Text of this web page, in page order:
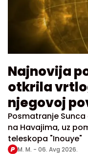
Najnovija
otkrila
njegovoj
Posmatranje
na Havajima, uz
teleskopa "Inouye"
M. M. - 06. Avg 2026.